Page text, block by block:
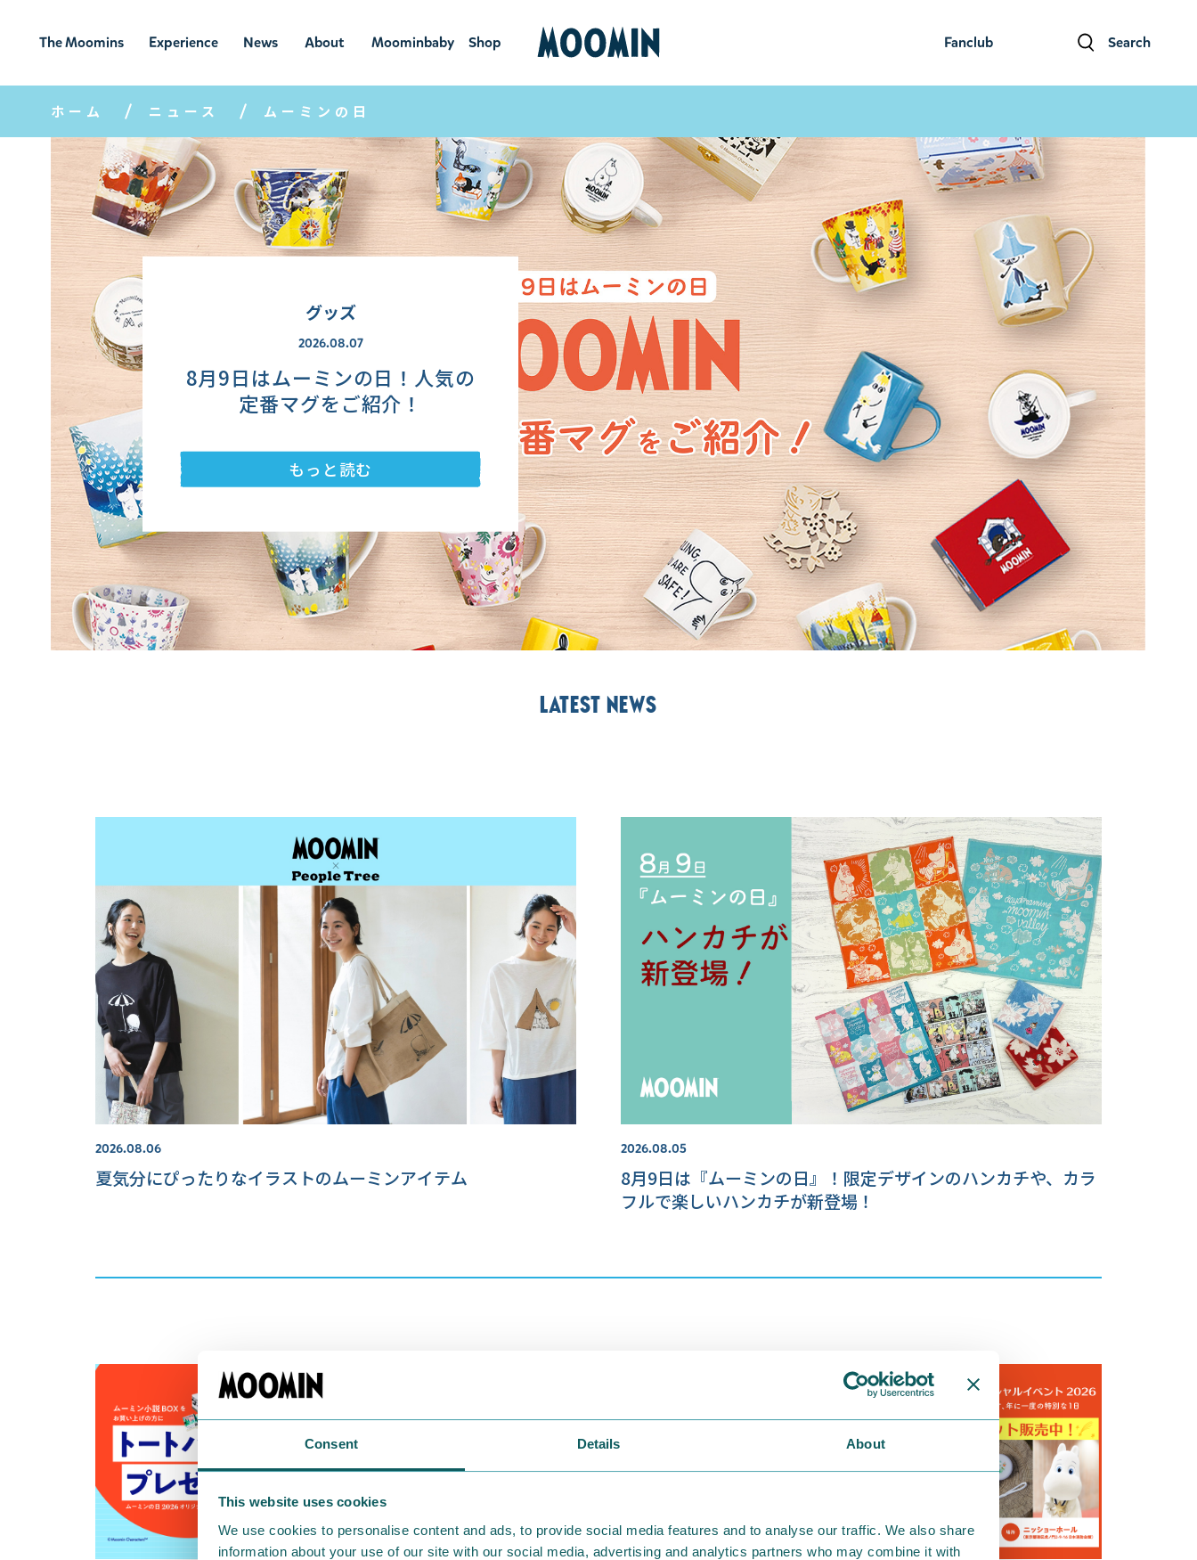
Consent Details About
This website uses cookies
We use cookies to personalise content and ads, to provide social media features and to analyse our traffic. We also share
information about your use of our site with our social media, advertising and analytics partners who may combine it with
Fanclub Search
The Moomins
ムーミンの
世界
Experience
ムーミンの世
界を楽しむ
News
ニュ
ース
About
ムーミン
について
Moominbaby
ムーミンベ
Shop
ショ
ホーム ニュース ムーミンの日
グッズ
2026.08.07
8月9日はムーミンの日！人気の
定番マグをご紹介！
もっと読む
Latest news
2026.08.06
夏気分にぴったりなイラストのムーミンアイテム
2026.08.05
8月9日は『ムーミンの日』！限定デザインのハンカチや、カラ
フルで楽しいハンカチが新登場！